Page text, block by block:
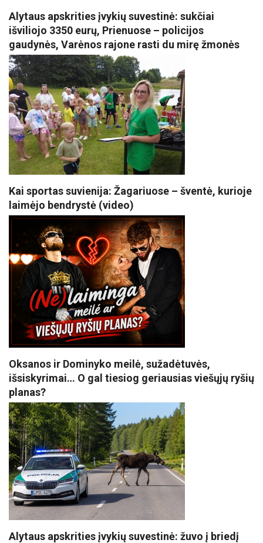
Alytaus apskrities įvykių suvestinė: sukčiai
išviliojo 3350 eurų, Prienuose – policijos
gaudynės, Varėnos rajone rasti du mirę žmonės
Kai sportas suvienija: Žagariuose – šventė, kurioje
laimėjo bendrystė (video)
Oksanos ir Dominyko meilė, sužadėtuvės,
išsiskyrimai… O gal tiesiog geriausias viešųjų ryšių
planas?
Alytaus apskrities įvykių suvestinė: žuvo į briedį